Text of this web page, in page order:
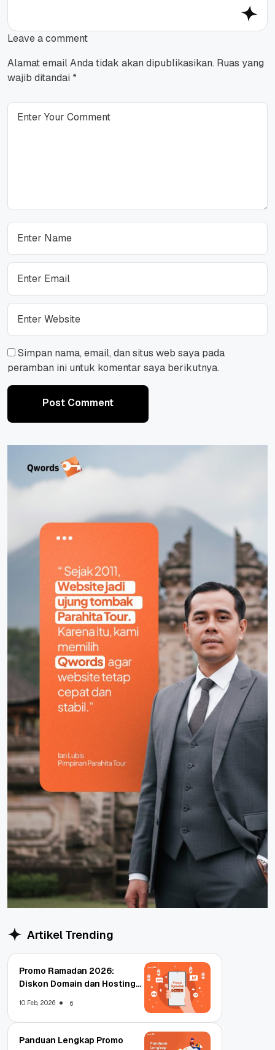
Leave a comment
Alamat email Anda tidak akan dipublikasikan. Ruas yang
wajib ditandai *
Simpan nama, email, dan situs web saya pada
peramban ini untuk komentar saya berikutnya.
Post Comment
Artikel Trending
Promo Ramadan 2026:
Diskon Domain dan Hosting
10 Feb, 2026 6
Panduan Lengkap Promo